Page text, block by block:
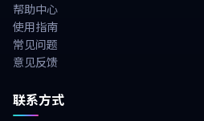
帮助中心
使用指南
常见问题
意见反馈
联系方式